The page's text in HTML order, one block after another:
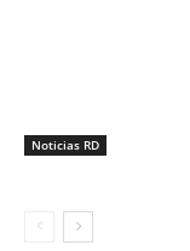
Noticias RD